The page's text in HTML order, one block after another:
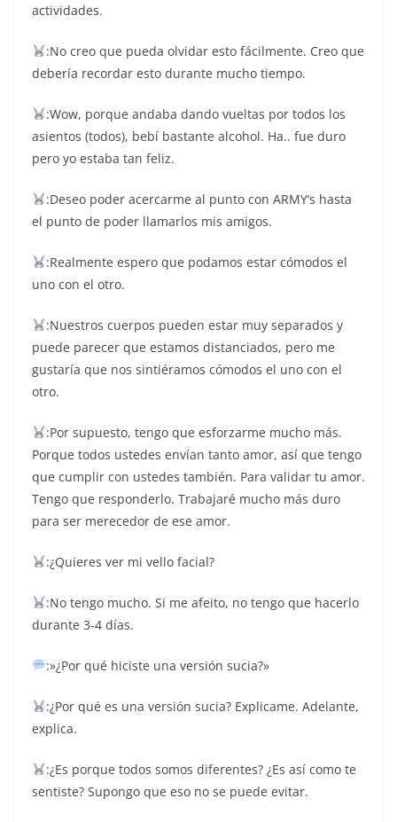
actividades.
:No creo que pueda olvidar esto fácilmente. Creo que
debería recordar esto durante mucho tiempo.
:Wow, porque andaba dando vueltas por todos los
asientos (todos), bebí bastante alcohol. Ha.. fue duro
pero yo estaba tan feliz.
:Deseo poder acercarme al punto con ARMY’s hasta
el punto de poder llamarlos mis amigos.
:Realmente espero que podamos estar cómodos el
uno con el otro.
:Nuestros cuerpos pueden estar muy separados y
puede parecer que estamos distanciados, pero me
gustaría que nos sintiéramos cómodos el uno con el
otro.
:Por supuesto, tengo que esforzarme mucho más.
Porque todos ustedes envían tanto amor, así que tengo
que cumplir con ustedes también. Para validar tu amor.
Tengo que responderlo. Trabajaré mucho más duro
para ser merecedor de ese amor.
:¿Quieres ver mi vello facial?
:No tengo mucho. Si me afeito, no tengo que hacerlo
durante 3-4 días.
:»¿Por qué hiciste una versión sucia?»
:¿Por qué es una versión sucia? Explicame. Adelante,
explica.
:¿Es porque todos somos diferentes? ¿Es así como te
sentiste? Supongo que eso no se puede evitar.